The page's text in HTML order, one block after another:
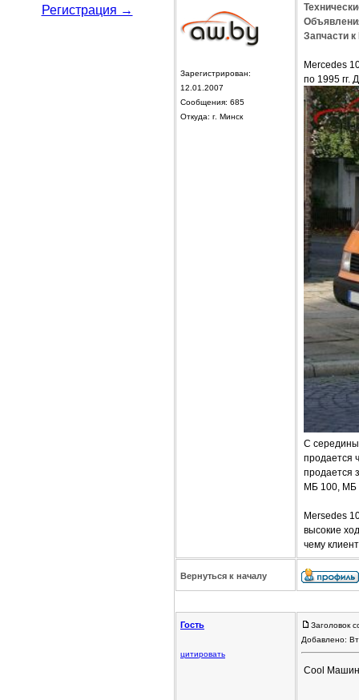
Регистрация →
Зарегистрирован:
12.01.2007
Сообщения: 685
Откуда: г. Минск
Запчасти
Mercedes
по 1995 гг.
C середины
продается
продается
МБ 100, МБ
Mersedes
высокие
чему
Вернуться к началу
Гость
цитировать
Заголовок
Добавлено:
Cool